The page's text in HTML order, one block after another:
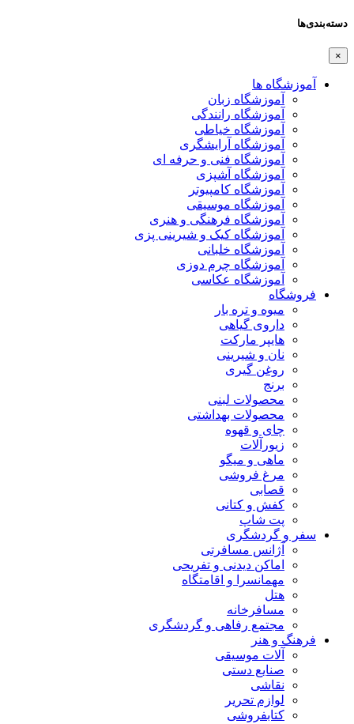
دسته‌بندی‌ها
×
آموزشگاه ها
آموزشگاه زبان
آموزشگاه رانندگی
آموزشگاه خیاطی
آموزشگاه آرایشگری
آموزشگاه فنی و حرفه ای
آموزشگاه آشپزی
آموزشگاه کامپیوتر
آموزشگاه موسیقی
آموزشگاه فرهنگی و هنری
آموزشگاه کیک و شیرینی پزی
آموزشگاه خلبانی
آموزشگاه چرم دوزی
آموزشگاه عکاسی
فروشگاه
میوه و تره بار
داروی گیاهی
هایپر مارکت
نان و شیرینی
روغن گیری
برنج
محصولات لبنی
محصولات بهداشتی
چای و قهوه
زیورآلات
ماهی و میگو
مرغ فروشی
قصابی
کفش و کتانی
پت شاپ
سفر و گردشگری
آژانس مسافرتی
اماکن دیدنی و تفریحی
مهمانسرا و اقامتگاه
هتل
مسافرخانه
مجتمع رفاهی و گردشگری
فرهنگ و هنر
آلات موسیقی
صنایع دستی
نقاشی
لوازم تحریر
کتابفروشی